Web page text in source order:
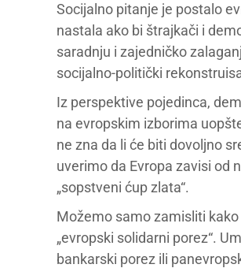
Socijalno pitanje je postalo
nastala ako bi štrajkači i
saradnju i zajedničko
socijalno-politički
Iz perspektive pojedinca,
na evropskim izborima
ne zna da li će biti dovoljno
uverimo da Evropa zavisi od
„sopstveni ćup zlata“.
Možemo samo zamisliti
„evropski solidarni porez“.
bankarski porez ili